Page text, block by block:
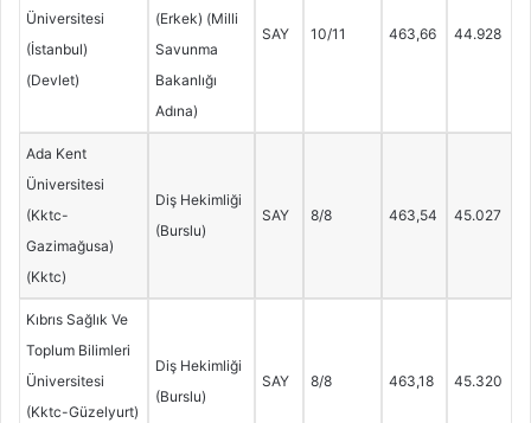
Üniversitesi
(İstanbul)
(Devlet)
(Erkek) (Milli
Savunma
Bakanlığı
Adına)
SAY 10/11 463,66 44.928
Ada Kent
Üniversitesi
(Kktc-
Gazimağusa)
(Kktc)
Diş Hekimliği
(Burslu)
SAY 8/8 463,54 45.027
Kıbrıs Sağlık Ve
Toplum Bilimleri
Üniversitesi
(Kktc-Güzelyurt)
Diş Hekimliği
(Burslu)
SAY 8/8 463,18 45.320